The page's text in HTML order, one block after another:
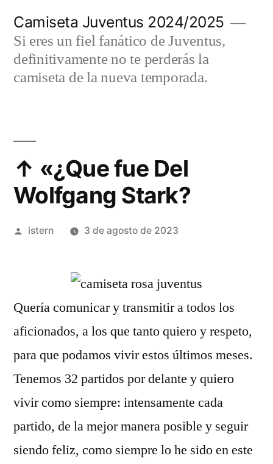
contenido
Camiseta Juventus 2024/2025
Si eres un fiel fanático de Juventus,
definitivamente no te perderás la
camiseta de la nueva temporada.
↑ «¿Que fue Del
Wolfgang Stark?
Publicado
istern 3 de agosto de 2023
Quería comunicar y transmitir a todos los
aficionados, a los que tanto quiero y respeto,
para que podamos vivir estos últimos meses.
Tenemos 32 partidos por delante y quiero
vivir como siempre: intensamente cada
partido, de la mejor manera posible y seguir
siendo feliz, como siempre lo he sido en este